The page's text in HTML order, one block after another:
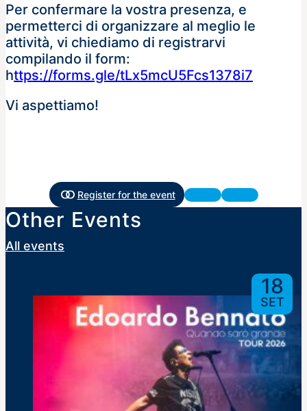
Per confermare la vostra presenza, e
permetterci di organizzare al meglio le
attività, vi chiediamo di registrarvi
compilando il form:
https://forms.gle/tLx5mcU5Fcs1378i7
Vi aspettiamo!
Register for the event
Other Events
All events
18
SET